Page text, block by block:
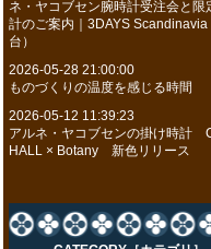
ネ・ヤコブセン腕時計受注会と限
計のご案内｜3DAYS Scandinavia
台）
2026-05-28 21:00:00
ものづくりの温度を感じる時間
2026-05-12 11:39:23
アルネ・ヤコブセンの掛け時計
HALL × Botany 新色リリース